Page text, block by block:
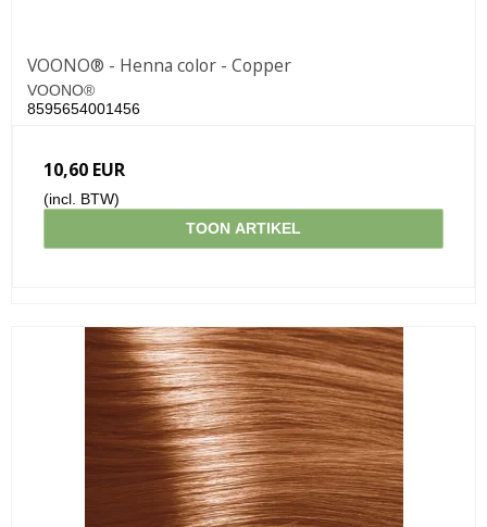
VOONO® - Henna color - Copper
VOONO®
8595654001456
10,60 EUR
(incl. BTW)
TOON ARTIKEL